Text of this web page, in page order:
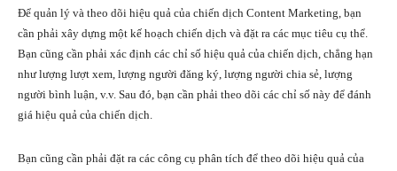
Để quản lý và theo dõi hiệu quả của chiến dịch Content Marketing, bạn
cần phải xây dựng một kế hoạch chiến dịch và đặt ra các mục tiêu cụ thể.
Bạn cũng cần phải xác định các chỉ số hiệu quả của chiến dịch, chẳng hạn
như lượng lượt xem, lượng người đăng ký, lượng người chia sẻ, lượng
người bình luận, v.v. Sau đó, bạn cần phải theo dõi các chỉ số này để đánh
giá hiệu quả của chiến dịch.
Bạn cũng cần phải đặt ra các công cụ phân tích để theo dõi hiệu quả của